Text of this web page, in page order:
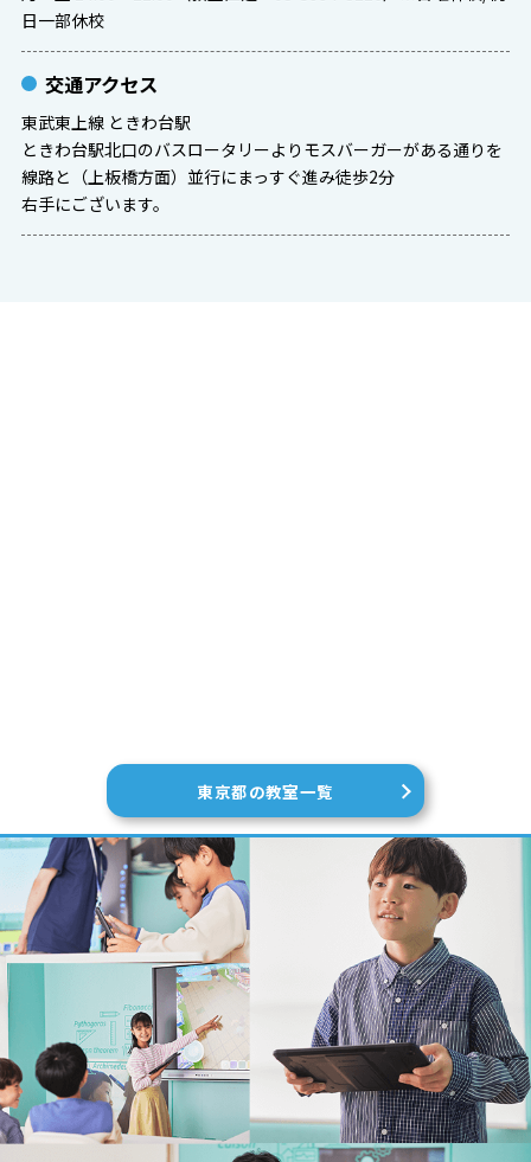
日一部休校
交通アクセス
東武東上線 ときわ台駅
ときわ台駅北口のバスロータリーよりモスバーガーがある通りを
線路と（上板橋方面）並行にまっすぐ進み徒歩2分
右手にございます。
東京都の教室一覧